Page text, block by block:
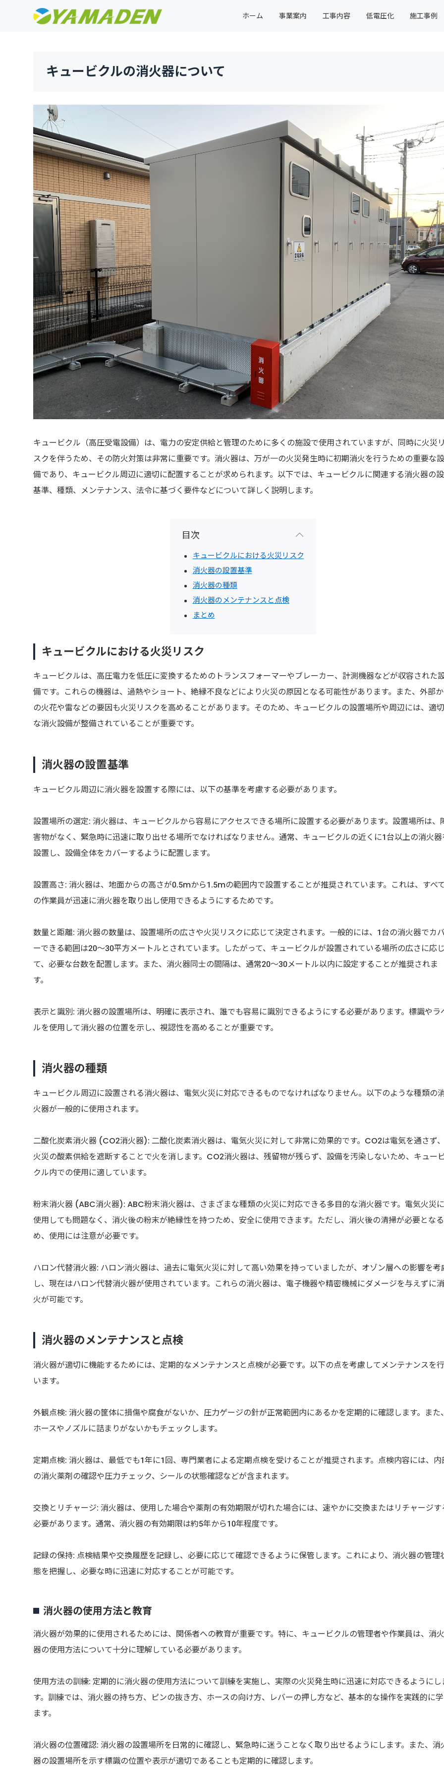
ホーム 事業案内 工事内容 低電圧化 施工事例
キュービクルの消火器について
キュービクル（高圧受電設備）は、電力の安定供給と管理のために多くの施設で使用されていますが、同時に火災
スクを伴うため、その防火対策は非常に重要です。消火器は、万が一の火災発生時に初期消火を行うための重要な
備であり、キュービクル周辺に適切に配置することが求められます。以下では、キュービクルに関連する消火器の
基準、種類、メンテナンス、法令に基づく要件などについて詳しく説明します。
目次
キュービクルにおける火災リスク
消火器の設置基準
消火器の種類
消火器のメンテナンスと点検
まとめ
キュービクルにおける火災リスク
キュービクルは、高圧電力を低圧に変換するためのトランスフォーマーやブレーカー、計測機器などが収容された
備です。これらの機器は、過熱やショート、絶縁不良などにより火災の原因となる可能性があります。また、外部
の火花や雷などの要因も火災リスクを高めることがあります。そのため、キュービクルの設置場所や周辺には、適
な消火設備が整備されていることが重要です。
消火器の設置基準
キュービクル周辺に消火器を設置する際には、以下の基準を考慮する必要があります。
設置場所の選定: 消火器は、キュービクルから容易にアクセスできる場所に設置する必要があります。設置場所は、
害物がなく、緊急時に迅速に取り出せる場所でなければなりません。通常、キュービクルの近くに1台以上の消火
設置し、設備全体をカバーするように配置します。
設置高さ: 消火器は、地面からの高さが0.5mから1.5mの範囲内で設置することが推奨されています。これは、すべ
の作業員が迅速に消火器を取り出し使用できるようにするためです。
数量と距離: 消火器の数量は、設置場所の広さや火災リスクに応じて決定されます。一般的には、1台の消火器でカ
ーできる範囲は20〜30平方メートルとされています。したがって、キュービクルが設置されている場所の広さに応
て、必要な台数を配置します。また、消火器同士の間隔は、通常20〜30メートル以内に設定することが推奨されま
す。
表示と識別: 消火器の設置場所は、明確に表示され、誰でも容易に識別できるようにする必要があります。標識やラ
ルを使用して消火器の位置を示し、視認性を高めることが重要です。
消火器の種類
キュービクル周辺に設置される消火器は、電気火災に対応できるものでなければなりません。以下のような種類の
火器が一般的に使用されます。
二酸化炭素消火器 (CO2消火器): 二酸化炭素消火器は、電気火災に対して非常に効果的です。CO2は電気を通さず
火災の酸素供給を遮断することで火を消します。CO2消火器は、残留物が残らず、設備を汚染しないため、キュー
クル内での使用に適しています。
粉末消火器 (ABC消火器): ABC粉末消火器は、さまざまな種類の火災に対応できる多目的な消火器です。電気火災
使用しても問題なく、消火後の粉末が絶縁性を持つため、安全に使用できます。ただし、消火後の清掃が必要とな
め、使用には注意が必要です。
ハロン代替消火器: ハロン消火器は、過去に電気火災に対して高い効果を持っていましたが、オゾン層への影響を考
し、現在はハロン代替消火器が使用されています。これらの消火器は、電子機器や精密機械にダメージを与えずに
火が可能です。
消火器のメンテナンスと点検
消火器が適切に機能するためには、定期的なメンテナンスと点検が必要です。以下の点を考慮してメンテナンスを
います。
外観点検: 消火器の筐体に損傷や腐食がないか、圧力ゲージの針が正常範囲内にあるかを定期的に確認します。また
ホースやノズルに詰まりがないかもチェックします。
定期点検: 消火器は、最低でも1年に1回、専門業者による定期点検を受けることが推奨されます。点検内容には、内
の消火薬剤の確認や圧力チェック、シールの状態確認などが含まれます。
交換とリチャージ: 消火器は、使用した場合や薬剤の有効期限が切れた場合には、速やかに交換またはリチャージす
必要があります。通常、消火器の有効期限は約5年から10年程度です。
記録の保持: 点検結果や交換履歴を記録し、必要に応じて確認できるように保管します。これにより、消火器の管理
態を把握し、必要な時に迅速に対応することが可能です。
消火器の使用方法と教育
消火器が効果的に使用されるためには、関係者への教育が重要です。特に、キュービクルの管理者や作業員は、消
器の使用方法について十分に理解している必要があります。
使用方法の訓練: 定期的に消火器の使用方法について訓練を実施し、実際の火災発生時に迅速に対応できるようにし
す。訓練では、消火器の持ち方、ピンの抜き方、ホースの向け方、レバーの押し方など、基本的な操作を実践的に
ます。
消火器の位置確認: 消火器の設置場所を日常的に確認し、緊急時に迷うことなく取り出せるようにします。また、消
器の設置場所を示す標識の位置や表示が適切であることも定期的に確認します。